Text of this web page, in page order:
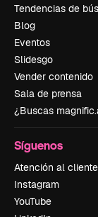
Tendencias de
Blog
Eventos
Slidesgo
Vender contenido
Sala de prensa
¿Buscas
Síguenos
Atención al cliente
Instagram
YouTube